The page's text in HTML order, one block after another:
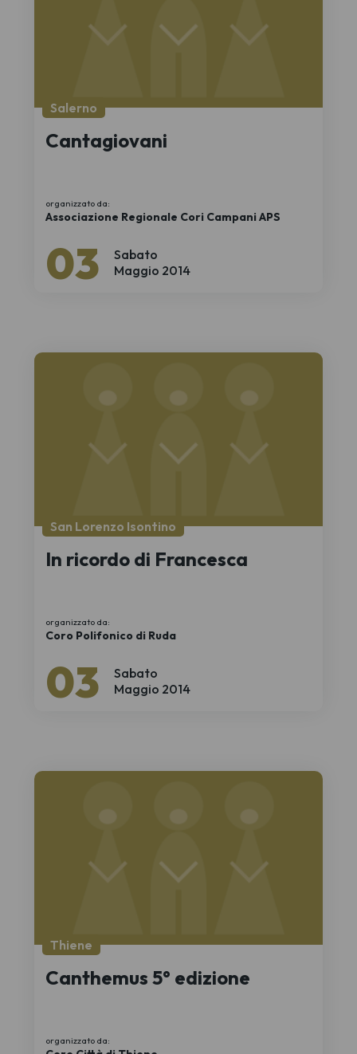
Sabato
03 Maggio 2014
Salerno
Cantagiovani
organizzato da:
Associazione Regionale Cori Campani APS
Sabato
03 Maggio 2014
San Lorenzo Isontino
In ricordo di Francesca
organizzato da:
Coro Polifonico di Ruda
Thiene
Canthemus 5° edizione
organizzato da: